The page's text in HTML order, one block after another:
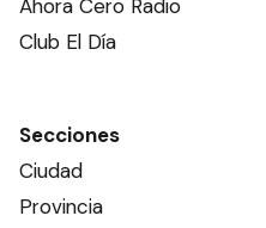
Ahora Cero Radio
Club El Día
Secciones
Ciudad
Provincia